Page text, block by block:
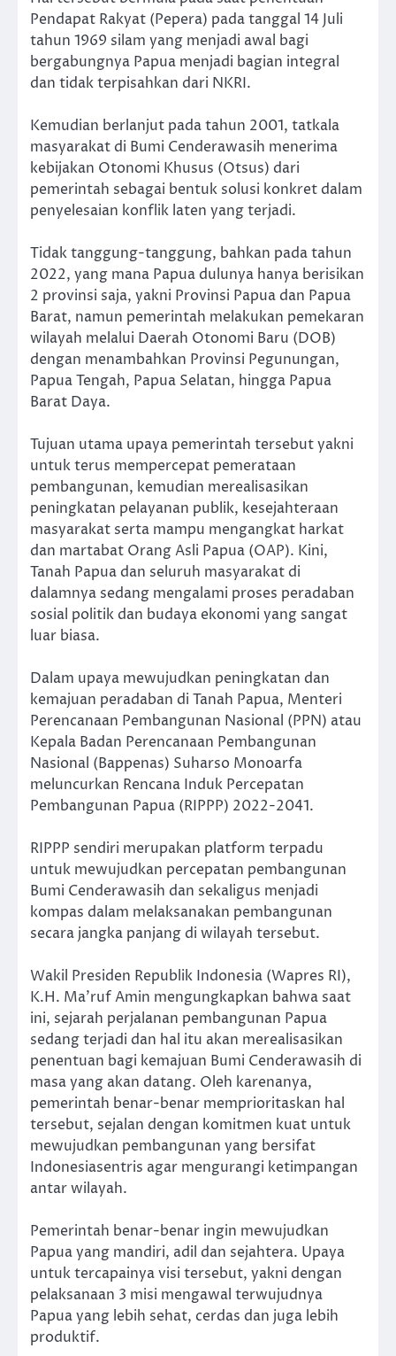
Pendapat Rakyat (Pepera) pada tanggal 14 Juli
tahun 1969 silam yang menjadi awal bagi
bergabungnya Papua menjadi bagian integral
dan tidak terpisahkan dari NKRI.
Kemudian berlanjut pada tahun 2001, tatkala
masyarakat di Bumi Cenderawasih menerima
kebijakan Otonomi Khusus (Otsus) dari
pemerintah sebagai bentuk solusi konkret dalam
penyelesaian konflik laten yang terjadi.
Tidak tanggung-tanggung, bahkan pada tahun
2022, yang mana Papua dulunya hanya berisikan
2 provinsi saja, yakni Provinsi Papua dan Papua
Barat, namun pemerintah melakukan pemekaran
wilayah melalui Daerah Otonomi Baru (DOB)
dengan menambahkan Provinsi Pegunungan,
Papua Tengah, Papua Selatan, hingga Papua
Barat Daya.
Tujuan utama upaya pemerintah tersebut yakni
untuk terus mempercepat pemerataan
pembangunan, kemudian merealisasikan
peningkatan pelayanan publik, kesejahteraan
masyarakat serta mampu mengangkat harkat
dan martabat Orang Asli Papua (OAP). Kini,
Tanah Papua dan seluruh masyarakat di
dalamnya sedang mengalami proses peradaban
sosial politik dan budaya ekonomi yang sangat
luar biasa.
Dalam upaya mewujudkan peningkatan dan
kemajuan peradaban di Tanah Papua, Menteri
Perencanaan Pembangunan Nasional (PPN) atau
Kepala Badan Perencanaan Pembangunan
Nasional (Bappenas) Suharso Monoarfa
meluncurkan Rencana Induk Percepatan
Pembangunan Papua (RIPPP) 2022-2041.
RIPPP sendiri merupakan platform terpadu
untuk mewujudkan percepatan pembangunan
Bumi Cenderawasih dan sekaligus menjadi
kompas dalam melaksanakan pembangunan
secara jangka panjang di wilayah tersebut.
Wakil Presiden Republik Indonesia (Wapres RI),
K.H. Ma’ruf Amin mengungkapkan bahwa saat
ini, sejarah perjalanan pembangunan Papua
sedang terjadi dan hal itu akan merealisasikan
penentuan bagi kemajuan Bumi Cenderawasih di
masa yang akan datang. Oleh karenanya,
pemerintah benar-benar memprioritaskan hal
tersebut, sejalan dengan komitmen kuat untuk
mewujudkan pembangunan yang bersifat
Indonesiasentris agar mengurangi ketimpangan
antar wilayah.
Pemerintah benar-benar ingin mewujudkan
Papua yang mandiri, adil dan sejahtera. Upaya
untuk tercapainya visi tersebut, yakni dengan
pelaksanaan 3 misi mengawal terwujudnya
Papua yang lebih sehat, cerdas dan juga lebih
produktif.